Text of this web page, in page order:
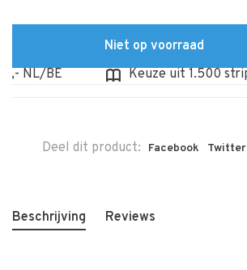
Niet op voorraad
NL/BE
Keuze uit 1.500 strips
Deel dit product: Facebook Twitter
Beschrijving Reviews